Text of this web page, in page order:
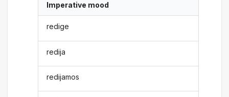
Imperative mood
redige
redija
redijamos